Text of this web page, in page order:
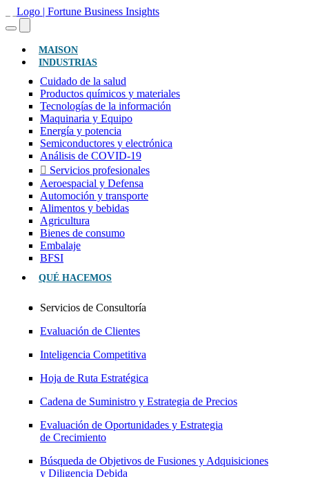
MAISON(ACTUAL)
INDUSTRIAS
Cuidado de la salud
Productos químicos y materiales
Tecnologías de la información
Maquinaria y Equipo
Energía y potencia
Semiconductores y electrónica
Análisis de COVID-19
Servicios profesionales
Aeroespacial y Defensa
Automoción y transporte
Alimentos y bebidas
Agricultura
Bienes de consumo
Embalaje
BFSI
QUÉ HACEMOS
Servicios de Consultoría
Evaluación de Clientes
Inteligencia Competitiva
Hoja de Ruta Estratégica
Cadena de Suministro y Estrategia de Precios
Evaluación de Oportunidades y Estrategia
de Crecimiento
Búsqueda de Objetivos de Fusiones y Adquisiciones
y Diligencia Debida